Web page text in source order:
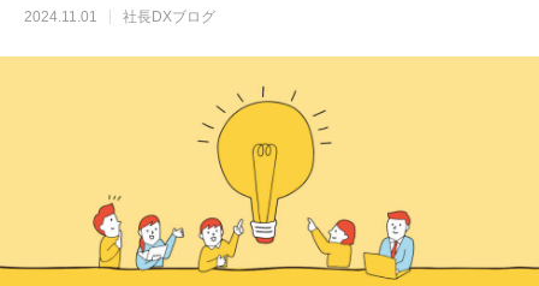
WEBコンテンツ 補助金
2024.11.01 社長DXブログ